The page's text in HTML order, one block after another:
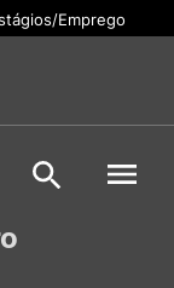
Emprego